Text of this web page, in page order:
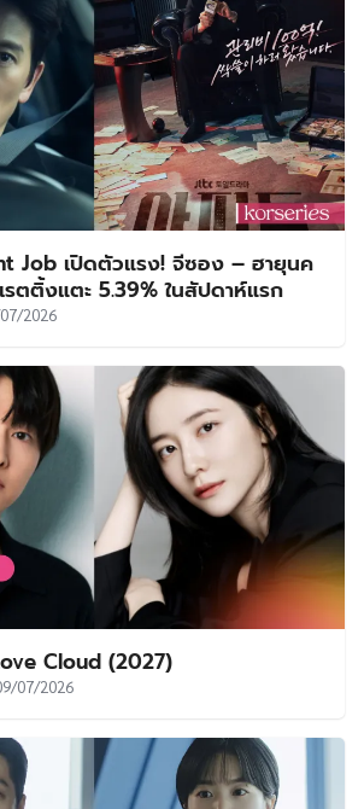
Job เปิดตัวแรง! จีซอง – ฮายุนค
ตติ้งแตะ 5.39% ในสัปดาห์แรก
2026
Cloud (2027)
07/2026